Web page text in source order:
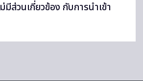
ส่วนเกี่ยวข้อง กับการนำเข้า